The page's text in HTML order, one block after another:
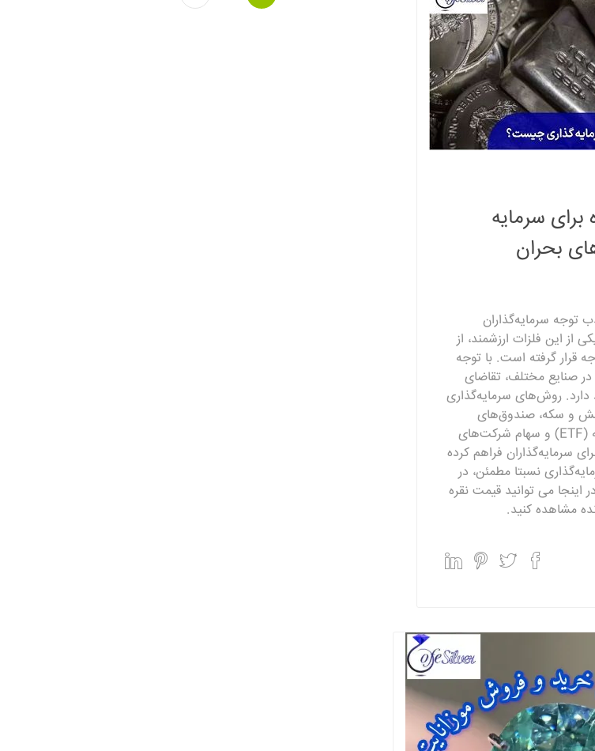
برای سرمایه
بحران
توجه سرمایه‌گذاران
از این فلزات ارزشمند، از
قرار گرفته است. با توجه
در صنایع مختلف، تقاضای
دارد. روش‌های سرمایه‌گذاری
و سکه، صندوق‌های
سرمایه‌گذاری قابل معامله (ETF) و سهام شرکت‌های
سرمایه‌گذاران فراهم کرده
نسبتا مطمئن، در
اینجا می توانید قیمت نقره